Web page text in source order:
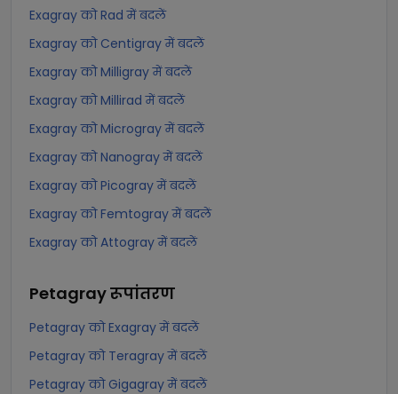
Exagray को Rad में बदलें
Exagray को Centigray में बदलें
Exagray को Milligray में बदलें
Exagray को Millirad में बदलें
Exagray को Microgray में बदलें
Exagray को Nanogray में बदलें
Exagray को Picogray में बदलें
Exagray को Femtogray में बदलें
Exagray को Attogray में बदलें
Petagrayरूपांतरण
Petagray को Exagray में बदलें
Petagray को Teragray में बदलें
Petagray को Gigagray में बदलें